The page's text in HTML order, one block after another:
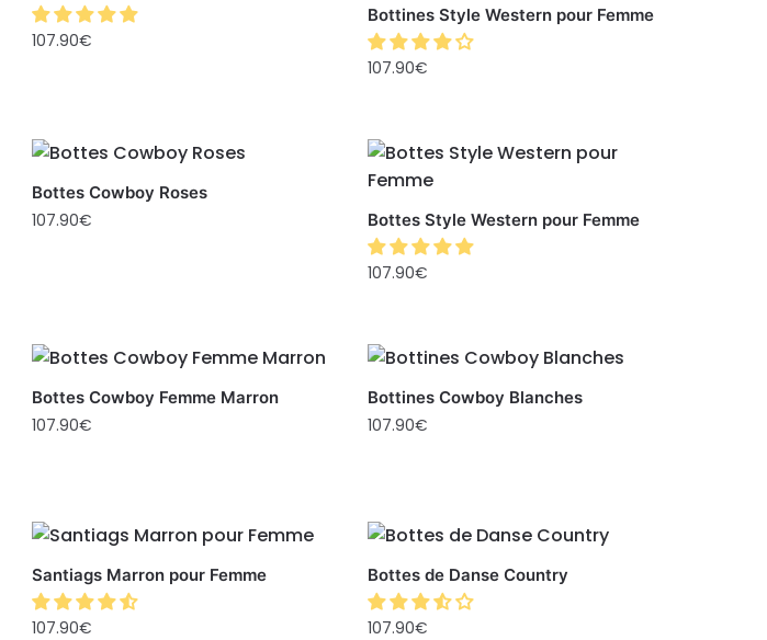
107.90€
Bottines Style Western pour Femme
107.90€
Bottes Cowboy Roses
107.90€ Bottes Style Western pour Femme
107.90€
Bottes Cowboy Femme Marron
107.90€
Bottines Cowboy Blanches
107.90€
Santiags Marron pour Femme
107.90€
Bottes de Danse Country
107.90€